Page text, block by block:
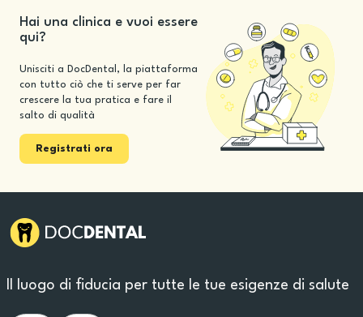
Hai una clinica e vuoi essere
qui?
Unisciti a DocDental, la piattaforma
con tutto ciò che ti serve per far
crescere la tua pratica e fare il
salto di qualità
Registrati ora
Il luogo di fiducia per tutte le tue esigenze di salute